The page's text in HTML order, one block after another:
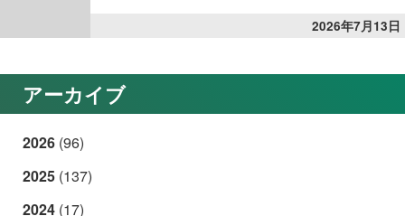
2026年7月13日
アーカイブ
2026 (96)
2025 (137)
2024 (17)